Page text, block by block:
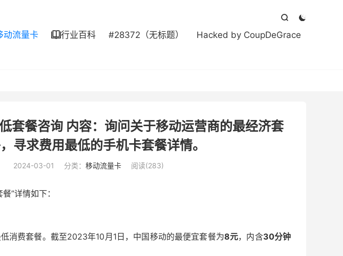


动流量卡 行业百科 #28372（无标题）
Hacked by CoupDeGrace
套餐咨询 内容：询问关于移动运营商的最经济套
寻求费用最低的手机卡套餐详情。
2024-03-01 分类： 移动流量卡 阅读(283)
”详情如下：
消费套餐。截至2023年10月1日，中国移动的最便宜套餐为8元，内含30分钟